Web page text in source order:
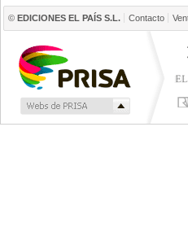
© EDICIONES EL PAÍS S.L. Contacto